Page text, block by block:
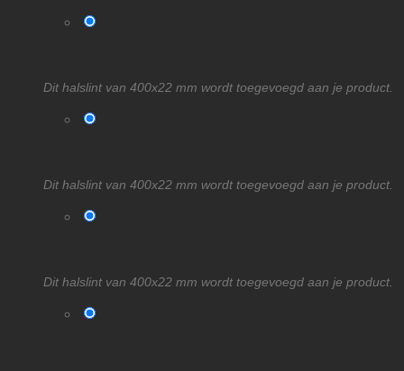
Dit halslint van 400x22 mm wordt toegevoegd aan je product.
Dit halslint van 400x22 mm wordt toegevoegd aan je product.
Dit halslint van 400x22 mm wordt toegevoegd aan je product.